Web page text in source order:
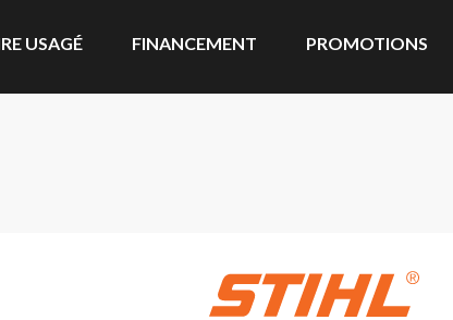
USAGÉ FINANCEMENT PROMOTIONS